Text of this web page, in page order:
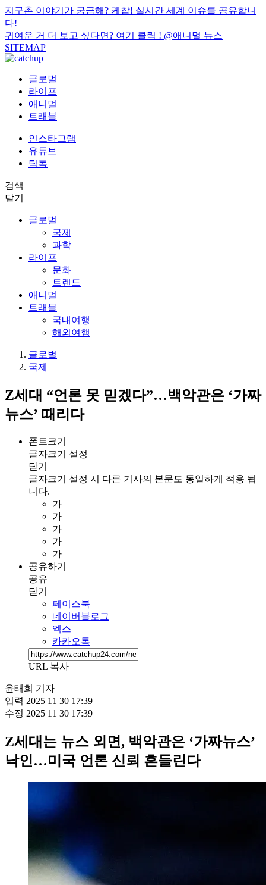
지구촌 이야기가 궁금해? 케찹! 실시간 세계 이슈를 공유합니
다!
귀여운 거 더 보고 싶다면? 여기 클릭 ! @애니멀 뉴스
SITEMAP
글로벌
라이프
애니멀
트래블
인스타그램
유튜브
틱톡
검색
닫기
글로벌
국제
과학
라이프
문화
트렌드
애니멀
트래블
국내여행
해외여행
글로벌
국제
Z세대 “언론 못 믿겠다”…백악관은 ‘가짜
뉴스’ 때리다
폰트크기
글자크기 설정
닫기
글자크기 설정 시 다른 기사의 본문도 동일하게 적용 됩
니다.
가
가
가
가
가
공유하기
공유
닫기
페이스북
네이버블로그
엑스
카카오톡
URL 복사
윤태희 기자
입력 2025 11 30 17:39
수정 2025 11 30 17:39
Z세대는 뉴스 외면, 백악관은 ‘가짜뉴스’
낙인…미국 언론 신뢰 흔들린다